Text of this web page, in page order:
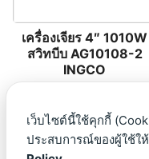
เครื่องเจียร 4″ 1010W
สวิทบีบ AG10108-2
INGCO
เว็บไซต์นี้ใช้คุกกี้
ประสบการณ์ของผู้ใช้ใ